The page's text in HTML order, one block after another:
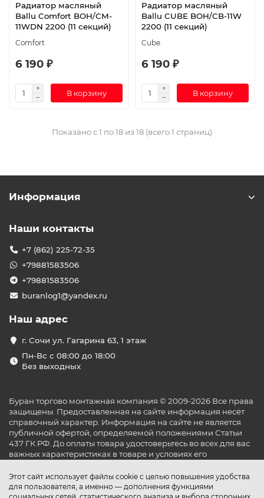
Радиатор масляный
Ballu Comfort BOH/CM-
11WDN 2200 (11 секций)
Comfort
6 190 ₽
В корзину
Радиатор масляный
Ballu CUBE BOH/CB-11W
2200 (11 секций)
Cube
6 190 ₽
В корзину
Показано с 1 по 18 из 18 (всего 1 страниц)
Этот сайт использует файлы cookie с целью повышения удобства
для пользователя, а именно — дополнения функциями
Информация
Наши контакты
+7 (862) 225-72-35
+79881583506
+79881583506
buranlog1@yandex.ru
Наш адрес
г. Сочи ул. Гагарина 63, 1 этаж
Пн-Вс с 08:00 до 18:00
Без выходных
Буран торгово монтажная компания © 2009-2026 Все права
защищены. Предоставленная на сайте информация несёт
справочный характер. Информация на сайте не является
публичной офертой, определяемой положениями Статьи
437 ГК РФ. До оплаты товара удостоверьтесь во всех для вас
важных характеристиках в товаре и условиях его